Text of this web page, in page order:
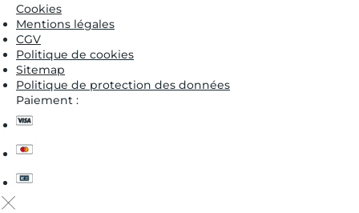
Cookies
Mentions légales
CGV
Politique de cookies
Sitemap
Politique de protection des données
Paiement :
visa
master
cb